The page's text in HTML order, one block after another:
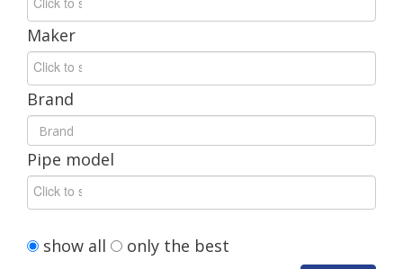
Maker
Brand
Pipe model
show all only the best